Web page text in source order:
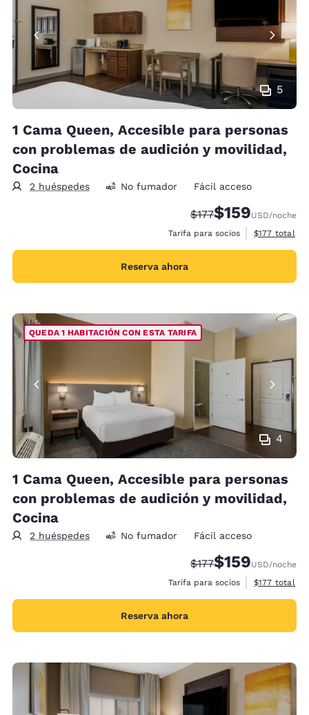
5
1 Cama Queen, Accesible para personas
con problemas de audición y movilidad,
Cocina
2 huéspedes No fumador Fácil acceso
Tarifa tachada:
$177Tarifa reducida:
$159USD/noche
Tarifa para socios
Ver detalles
$177 total
Reserva ahora
4
QUEDA 1 HABITACIÓN CON ESTA TARIFA
1 Cama Queen, Accesible para personas
con problemas de audición y movilidad,
Cocina
2 huéspedes No fumador Fácil acceso
Tarifa tachada:
$177Tarifa reducida:
$159USD/noche
Tarifa para socios
Ver detalles
$177 total
Reserva ahora